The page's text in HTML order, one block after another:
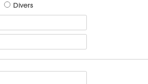
Divers